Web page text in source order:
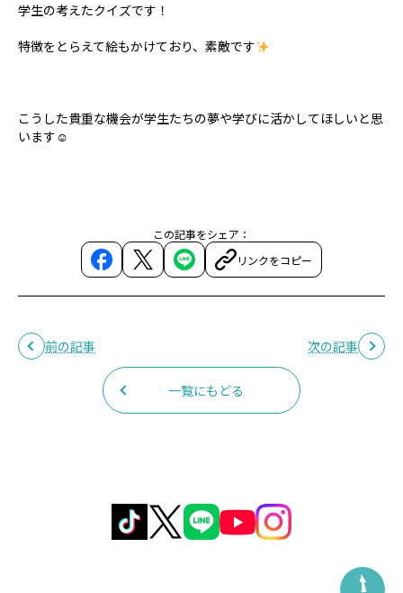
学生の考えたクイズです！
特徴をとらえて絵もかけており、素敵です
こうした貴重な機会が学生たちの夢や学びに活かしてほしいと思
います☺
この記事をシェア：
リンクをコピー
前の記事
一覧にもどる
次の記事